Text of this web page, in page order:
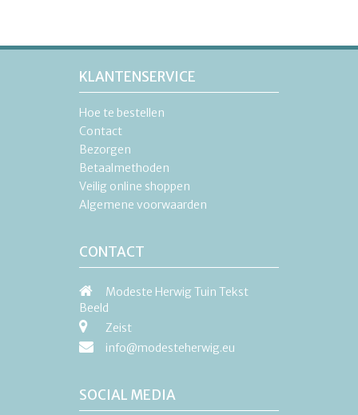
KLANTENSERVICE
Hoe te bestellen
Contact
Bezorgen
Betaalmethoden
Veilig online shoppen
Algemene voorwaarden
CONTACT
Modeste Herwig Tuin Tekst
Beeld
Zeist
info@modesteherwig.eu
SOCIAL MEDIA